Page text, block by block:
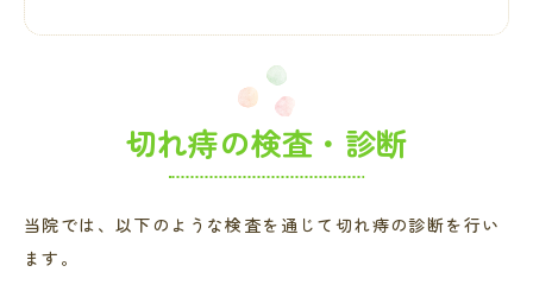
切れ痔の検査・診断
当院では、以下のような検査を通じて切れ痔の診断を行い
ます。